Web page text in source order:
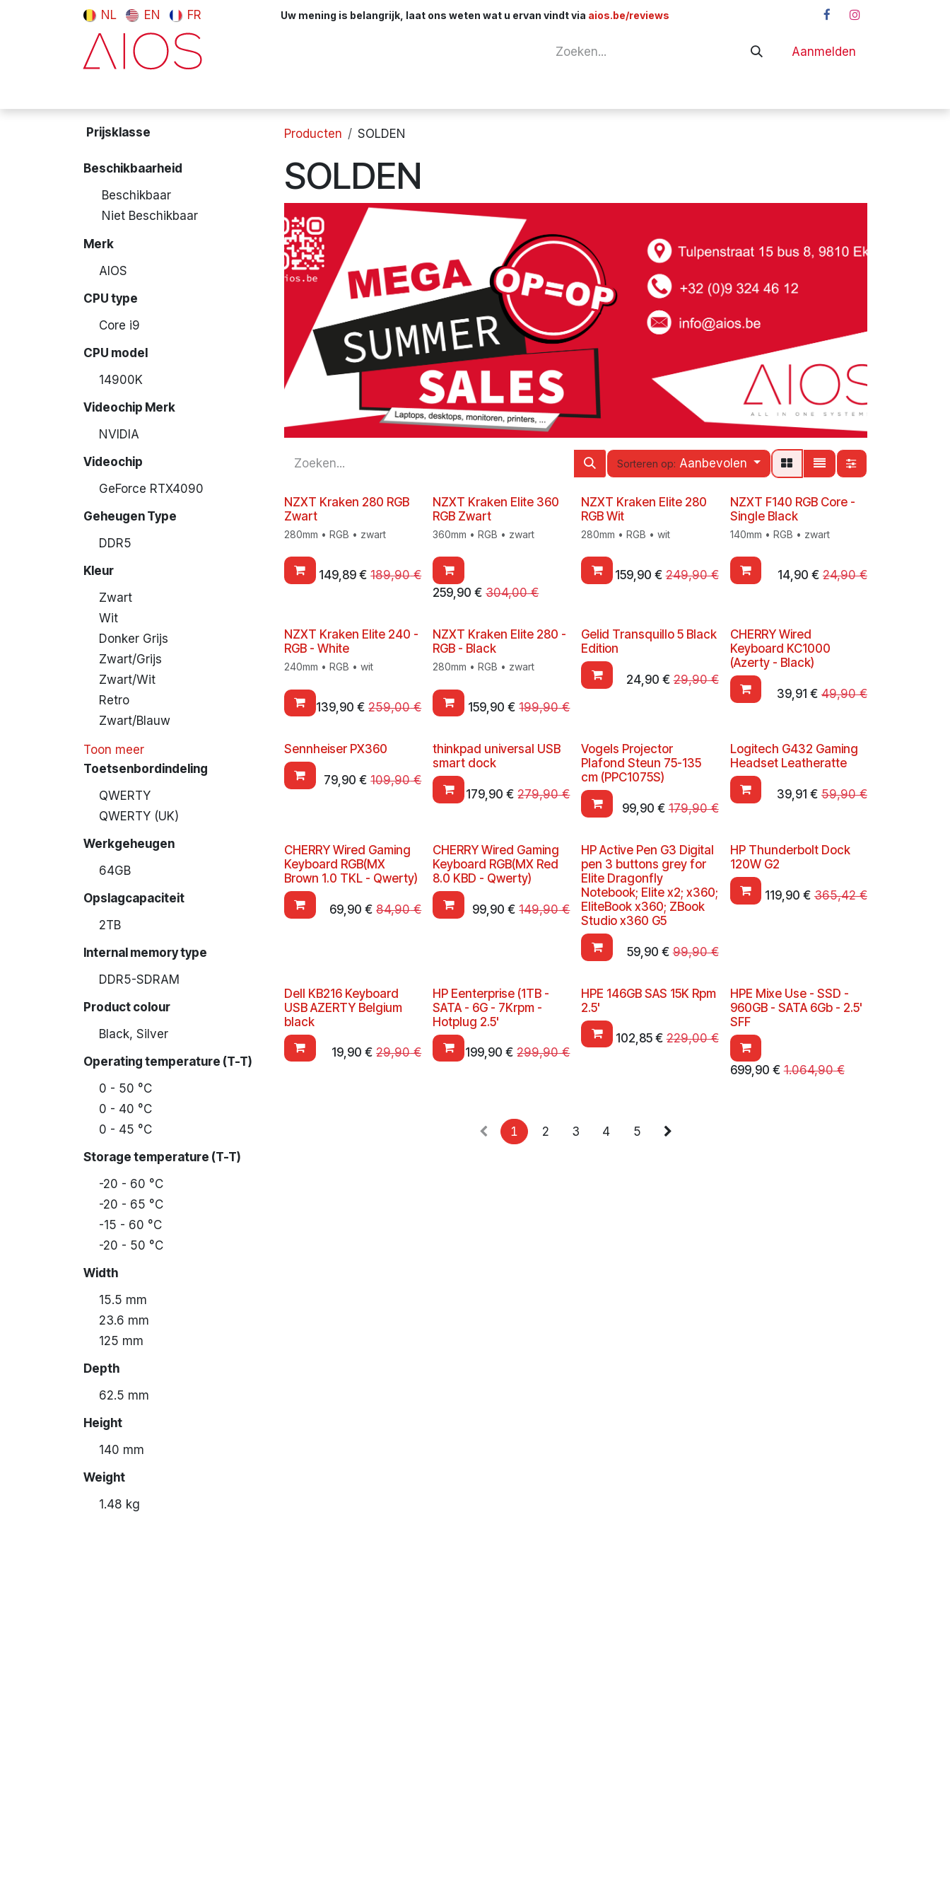
Overslaan naar inhoud
NL EN FR Uw mening is belangrijk, laat ons weten wat u ervan vindt via aios.be/reviews
Aanmelden
Prijsklasse
Beschikbaarheid
Beschikbaar
Niet Beschikbaar
Merk
AIOS
CPU type
Core i9
CPU model
14900K
Videochip Merk
NVIDIA
Videochip
GeForce RTX4090
Geheugen Type
DDR5
Kleur
Zwart
Wit
Donker Grijs
Zwart/Grijs
Zwart/Wit
Retro
Zwart/Blauw
Toon meer
Toetsenbordindeling
QWERTY
QWERTY (UK)
Werkgeheugen
64GB
Opslagcapaciteit
2TB
Internal memory type
DDR5-SDRAM
Product colour
Black, Silver
Operating temperature (T-T)
0 - 50 °C
0 - 40 °C
0 - 45 °C
Storage temperature (T-T)
-20 - 60 °C
-20 - 65 °C
-15 - 60 °C
-20 - 50 °C
Width
15.5 mm
23.6 mm
125 mm
Depth
62.5 mm
Height
140 mm
Weight
1.48 kg
Producten SOLDEN
SOLDEN
Sorteren op: Aanbevolen
NZXT Kraken 280 RGB
Zwart
280mm • RGB • zwart
149,89 € 189,90€
NZXT Kraken Elite 360
RGB Zwart
360mm • RGB • zwart
259,90 € 304,00€
NZXT Kraken Elite 280
RGB Wit
280mm • RGB • wit
159,90 € 249,90€
NZXT F140 RGB Core -
Single Black
140mm • RGB • zwart
14,90 € 24,90€
NZXT Kraken Elite 240 -
RGB - White
240mm • RGB • wit
139,90 € 259,00€
NZXT Kraken Elite 280 -
RGB - Black
280mm • RGB • zwart
159,90 € 199,90€
Gelid Transquillo 5 Black
Edition
24,90 € 29,90€
CHERRY Wired
Keyboard KC1000
(Azerty - Black)
39,91 € 49,90€
Sennheiser PX360
79,90 € 109,90€
thinkpad universal USB
smart dock
179,90 € 279,90€
Vogels Projector
Plafond Steun 75-135
cm (PPC1075S)
99,90 € 179,90€
Logitech G432 Gaming
Headset Leatheratte
39,91 € 59,90€
CHERRY Wired Gaming
Keyboard RGB(MX
Brown 1.0 TKL - Qwerty)
69,90 € 84,90€
CHERRY Wired Gaming
Keyboard RGB(MX Red
8.0 KBD - Qwerty)
99,90 € 149,90€
HP Active Pen G3 Digital
pen 3 buttons grey for
Elite Dragonfly
Notebook; Elite x2; x360;
EliteBook x360; ZBook
Studio x360 G5
59,90 € 99,90€
HP Thunderbolt Dock
120W G2
119,90 € 365,42€
Dell KB216 Keyboard
USB AZERTY Belgium
black
19,90 € 29,90€
HP Eenterprise (1TB -
SATA - 6G - 7Krpm -
Hotplug 2.5'
199,90 € 299,90€
HPE 146GB SAS 15K Rpm
2.5'
102,85€ 229,00€
HPE Mixe Use - SSD -
960GB - SATA 6Gb - 2.5'
SFF
699,90 € 1.064,90€
1 2 3 4 5